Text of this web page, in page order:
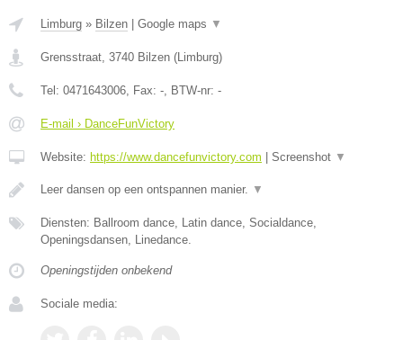
Limburg » Bilzen Google maps ▼
Grensstraat, 3740 Bilzen (Limburg)
Tel: 0471643006, Fax: -, BTW-nr: -
E-mail › DanceFunVictory
Website: https://www.dancefunvictory.com Screenshot ▼
Leer dansen op een ontspannen manier. ▼
Diensten: Ballroom dance, Latin dance, Socialdance,
Openingsdansen, Linedance.
Openingstijden onbekend
Sociale media: